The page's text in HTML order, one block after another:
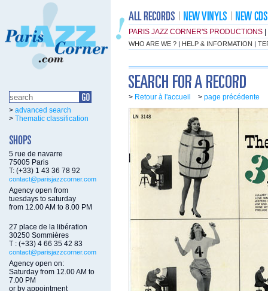
PARIS JAZZ CORNER'S PRODUCTIONS
WHO ARE WE ? | HELP & INFORMATION |
> advanced search
> Thematic classification
5 rue de navarre
75005 Paris
T: (+33) 1 43 36 78 92
contact@parisjazzcorner.com
Agency open from
tuesdays to saturday
from 12.00 AM to 8.00 PM
27 place de la libération
30250 Sommières
T : (+33) 4 66 35 42 83
contact@parisjazzcorner.com
Agency open on:
Saturday from 12.00 AM to
7.00 PM
or by appointment
> Retour à l'accueil > page précédente